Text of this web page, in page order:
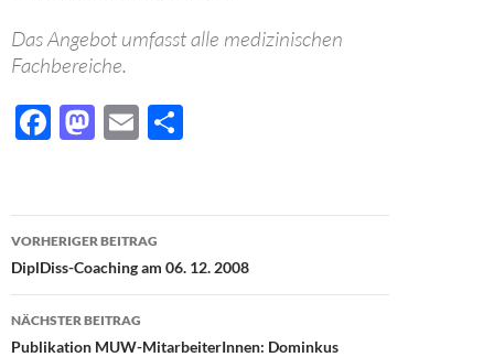
Das Angebot umfasst alle medizinischen
Fachbereiche.
F
b
o
o
k
M
d
o
n
E
n
Beitragsnavigation
VORHERIGER BEITRAG
DiplDiss-Coaching am 06. 12. 2008
NÄCHSTER BEITRAG
Publikation MUW-MitarbeiterInnen: Dominkus